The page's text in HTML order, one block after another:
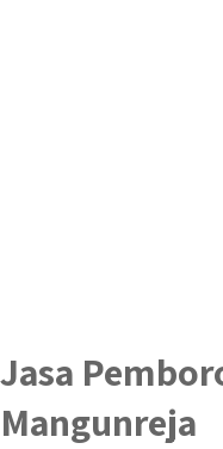
Jasa
Mangunreja